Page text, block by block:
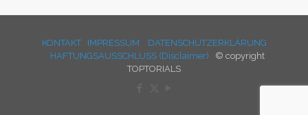
KONTAKT IMPRESSUM
DATENSCHUTZERKLÄRUNG
HAFTUNGSAUSSCHLUSS (Disclaimer) © copyright
TOPTORIALS